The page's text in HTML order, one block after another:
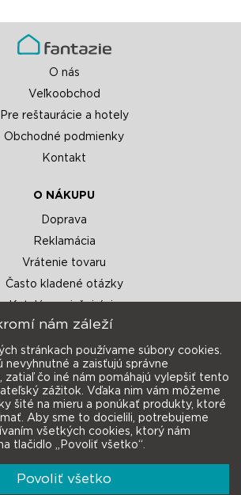
O nás
Veľkoobchod
Pre reštaurácie a hotely
Obchodné podmienky
Kontakt
O NÁKUPU
Doprava
Reklamácia
Vrátenie tovaru
Často kladené otázky
e-mailom Prihlásiť sa
nám záleží
stránkach používame súbory cookies.
nevyhnutné a zaisťujú správne
zatiaľ čo iné nám pomáhajú vylepšiť tento
zážitok. Vďaka nim vám môžeme
šité na mieru a ponúkať produkty, ktoré
Aby sme to docielili, potrebujeme
všetkých cookies, ktorý nám
tlačidlo „Povoliť všetko“.
Povoliť všetko